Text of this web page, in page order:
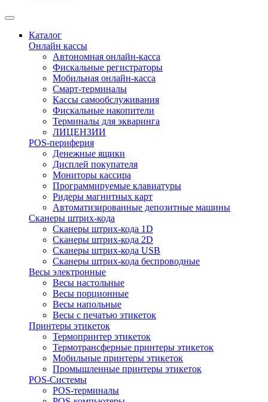
Каталог
Онлайн кассы
Автономная онлайн-касса
Фискальные регистраторы
Мобильная онлайн-касса
Смарт-терминалы
Кассы самообслуживания
Фискальные накопители
Терминалы для экваринга
ЛИЦЕНЗИИ
POS-периферия
Денежные ящики
Дисплей покупателя
Мониторы кассира
Программируемые клавиатуры
Ридеры магнитных карт
Автоматизированные депозитные машины
Сканеры штрих-кода
Сканеры штрих-кода 1D
Сканеры штрих-кода 2D
Сканеры штрих-кода USB
Сканеры штрих-кода беспроводные
Весы электронные
Весы настольные
Весы порционные
Весы напольные
Весы с печатью этикеток
Принтеры этикеток
Термопринтер этикеток
Термотрансферные принтеры этикеток
Мобильные принтеры этикеток
Промышленные принтеры этикеток
POS-Системы
POS-терминалы